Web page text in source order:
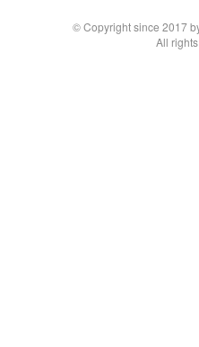
© Copyright since 2017
All